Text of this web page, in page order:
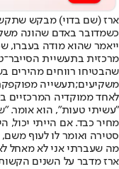
ארז (שם בדוי) מבקש
כשמדובר באדם שהונה
ייאמר שהוא מודה בעברו,
מרכזית בתעשיית
שהבטיחו רווחים מהירים
משקיעים;תעשייה
לאחד ממוקדיה המרכזיים
"עשיתי טעות", הוא אומר.
מחיר כבד. אם הייתי יכול,
סטירה ואומר לו לעוף
מה שעברתי אני לא מאחל
ארז מדבר על השנים